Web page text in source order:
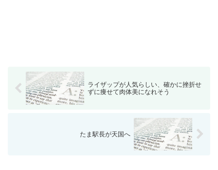
ライザップが人気らしい、確かに挫折せ
ずに痩せて肉体美になれそう
たま駅長が天国へ